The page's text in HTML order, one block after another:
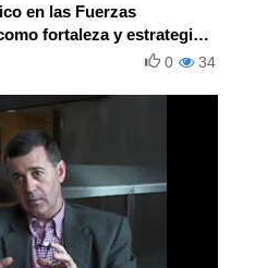
en las Fuerzas
fortaleza y estrategia
34
0